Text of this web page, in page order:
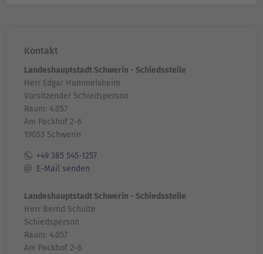
Kontakt
Landeshauptstadt Schwerin - Schiedsstelle
Herr Edgar Hummelsheim
Vorsitzender Schiedsperson
Raum: 4.057
Am Packhof 2-6
19053 Schwerin
+49 385 545-1257
E-Mail senden
Landeshauptstadt Schwerin - Schiedsstelle
Herr Bernd Schulte
Schiedsperson
Raum: 4.057
Am Packhof 2-6